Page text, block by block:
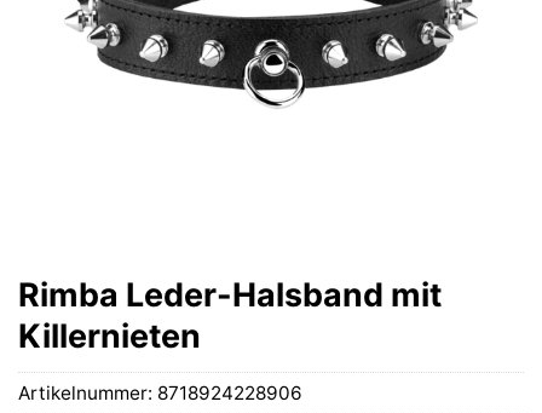
Rimba Leder-Halsband mit
Killernieten
Artikelnummer: 8718924228906